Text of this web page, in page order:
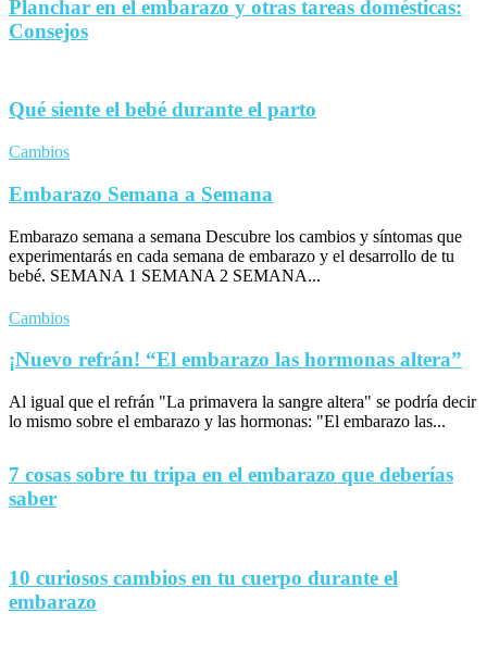
Planchar en el embarazo y otras tareas domésticas:
Consejos
Qué siente el bebé durante el parto
Cambios
Embarazo Semana a Semana
Embarazo semana a semana Descubre los cambios y síntomas que
experimentarás en cada semana de embarazo y el desarrollo de tu
bebé. SEMANA 1 SEMANA 2 SEMANA...
Cambios
¡Nuevo refrán! “El embarazo las hormonas altera”
Al igual que el refrán "La primavera la sangre altera" se podría decir
lo mismo sobre el embarazo y las hormonas: "El embarazo las...
7 cosas sobre tu tripa en el embarazo que deberías
saber
10 curiosos cambios en tu cuerpo durante el
embarazo